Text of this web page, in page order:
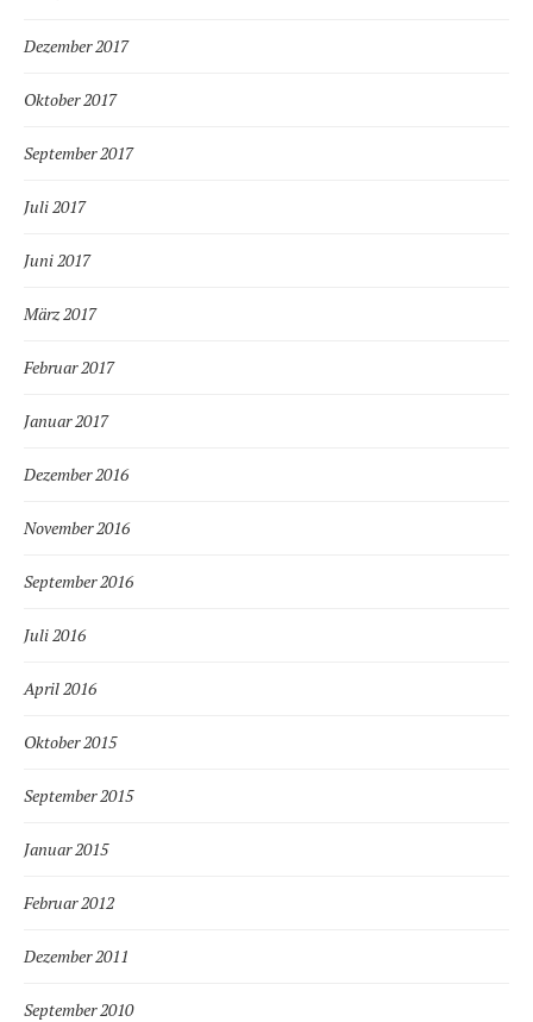
Dezember 2017
Oktober 2017
September 2017
Juli 2017
Juni 2017
März 2017
Februar 2017
Januar 2017
Dezember 2016
November 2016
September 2016
Juli 2016
April 2016
Oktober 2015
September 2015
Januar 2015
Februar 2012
Dezember 2011
September 2010